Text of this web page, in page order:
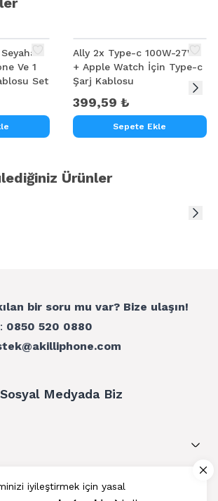
iyileştirmek için yasal
Ve 1
Set
Ally 2x Type-c 100W-27W
+ Apple Watch İçin Type-c
Şarj Kablosu
399,59 ₺
Sepete Ekle
Ürünler
bir soru mu var? Bize ulaşın!
0850 520 0880
Sosyal Medyada Biz